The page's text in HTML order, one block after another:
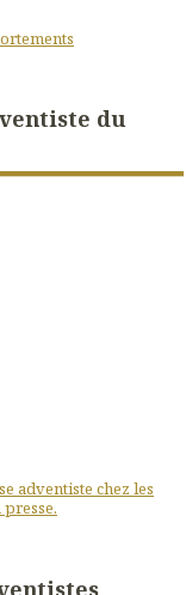
du
adventiste chez les